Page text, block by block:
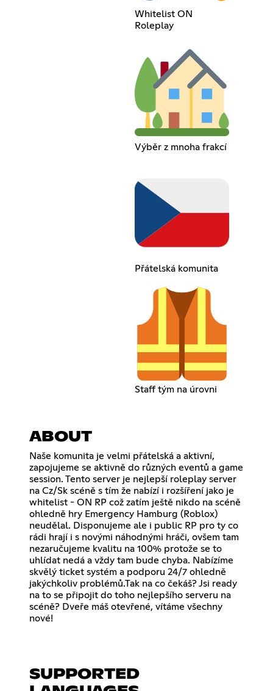
Whitelist ON
Roleplay
Výběr z mnoha frakcí
Přátelská komunita
Staff tým na úrovni
ABOUT
Naše komunita je velmi přátelská a aktivní,
zapojujeme se aktivně do různých eventů a game
session. Tento server je nejlepší roleplay server
na Cz/Sk scéně s tím že nabízí i rozšíření jako je
whitelist - ON RP což zatím ještě nikdo na scéně
ohledně hry Emergency Hamburg (Roblox)
neudělal. Disponujeme ale i public RP pro ty co
rádi hrají i s novými náhodnými hráči, ovšem tam
nezaručujeme kvalitu na 100% protože se to
uhlídat nedá a vždy tam bude chyba. Nabízíme
skvělý ticket systém a podporu 24/7 ohledně
jakýchkoliv problémů.Tak na co čekáš? Jsi ready
na to se připojit do toho nejlepšího serveru na
scéně? Dveře máš otevřené, vítáme všechny
nové!
SUPPORTED